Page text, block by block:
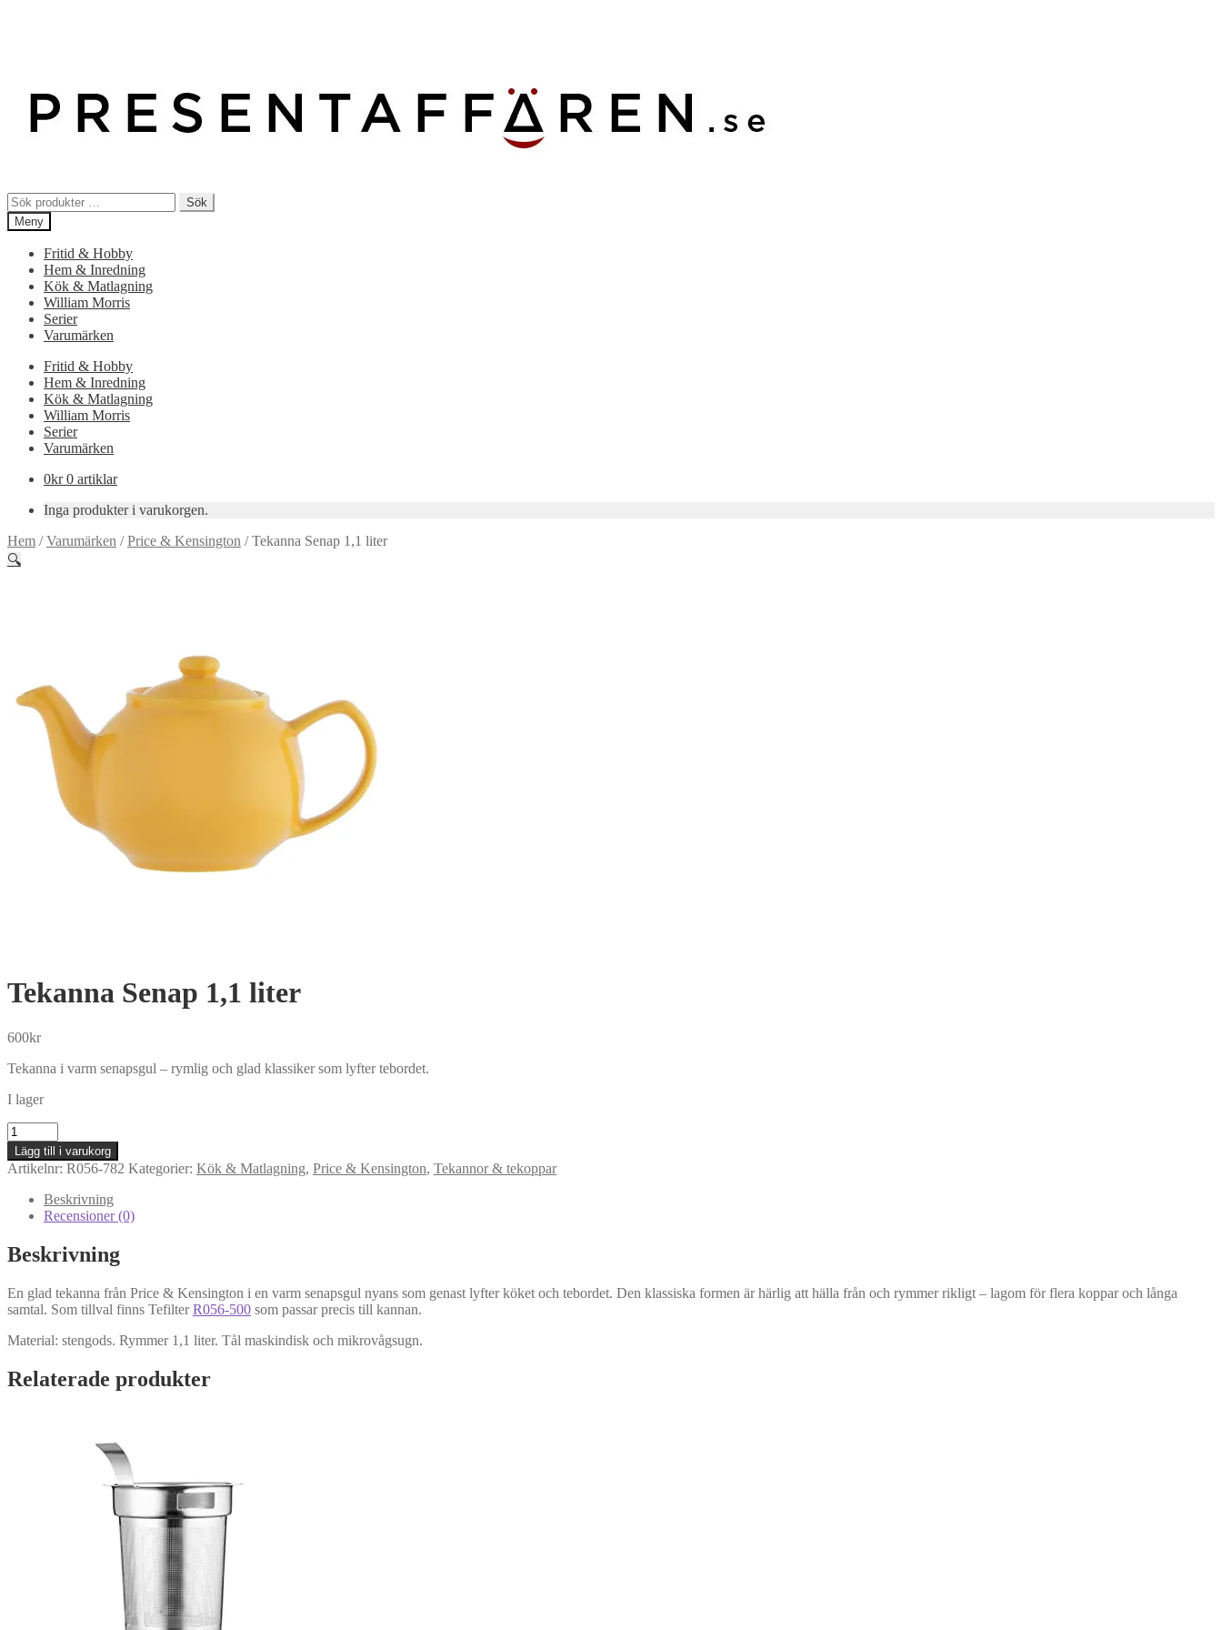
Sök
efter:
Sök
Meny
Fritid & Hobby
Hem & Inredning
Kök & Matlagning
William Morris
Serier
Varumärken
Fritid & Hobby
Hem & Inredning
Kök & Matlagning
William Morris
Serier
Varumärken
0kr 0 artiklar
Inga produkter i varukorgen.
Hem /Varumärken /Price & Kensington /Tekanna Senap 1,1 liter
🔍
Tekanna Senap 1,1 liter
600kr
Tekanna i varm senapsgul – rymlig och glad klassiker som lyfter tebordet.
I lager
Tekanna
Senap
1,1
liter
mängd
Lägg till i varukorg
Artikelnr: R056-782 Kategorier: Kök & Matlagning, Price & Kensington, Tekannor & tekoppar
Beskrivning
Recensioner (0)
Beskrivning
En glad tekanna från Price & Kensington i en varm senapsgul nyans som genast lyfter köket och tebordet. Den klassiska formen är härlig att hälla från och rymmer rikligt – lagom för flera koppar och långa
samtal. Som tillval finns TefilterR056-500 som passar precis till kannan.
Material: stengods. Rymmer 1,1 liter. Tål maskindisk och mikrovågsugn.
Relaterade produkter